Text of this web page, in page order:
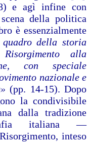
e agì infine con
della politica
è essenzialmente
della storia
alla
con speciale
nazionale e
(pp. 14-15). Dopo
la condivisibile
dalla tradizione
italiana —
inteso